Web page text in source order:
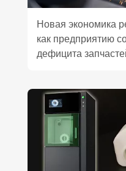
Новая экономика
как предприятию
дефицита